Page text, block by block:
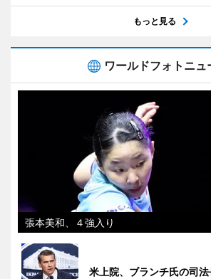
もっと見る
ワールドフォトニュ
張本美和、４強入り
米上院、ブランチ氏の司